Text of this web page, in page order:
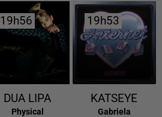
19h56
19h56
DUA LIPA
Physical
19h53
19h53
KATSEYE
Gabriela